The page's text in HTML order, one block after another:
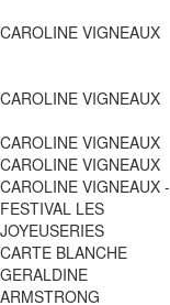
CAROLINE VIGNEAUX
CAROLINE VIGNEAUX
CAROLINE VIGNEAUX
CAROLINE VIGNEAUX
CAROLINE VIGNEAUX -
FESTIVAL LES
JOYEUSERIES
CARTE BLANCHE
GERALDINE
ARMSTRONG